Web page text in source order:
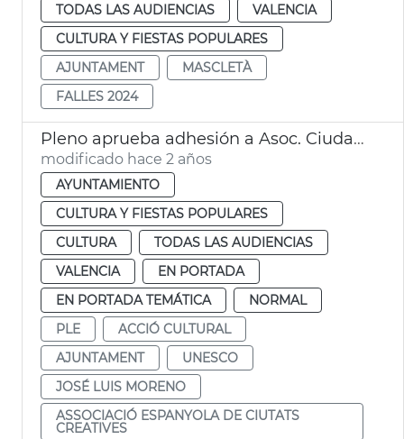
TODAS LAS AUDIENCIAS
VALENCIA
CULTURA Y FIESTAS POPULARES
AJUNTAMENT
MASCLETÀ
FALLES 2024
Pleno aprueba adhesión a Asoc. Ciudades Creativas Unesco
modificado hace 2 años
AYUNTAMIENTO
CULTURA Y FIESTAS POPULARES
CULTURA
TODAS LAS AUDIENCIAS
VALENCIA
EN PORTADA
EN PORTADA TEMÁTICA
NORMAL
PLE
ACCIÓ CULTURAL
AJUNTAMENT
UNESCO
JOSÉ LUIS MORENO
ASSOCIACIÓ ESPANYOLA DE CIUTATS
CREATIVES